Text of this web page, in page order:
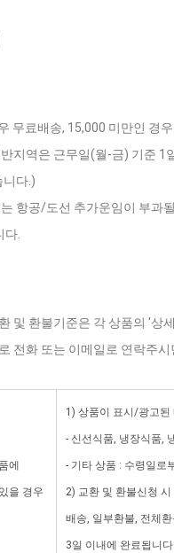
무료배송, 15,000 미만인 경
지역은 근무일(월-금) 기준
니다.)
항공/도선 추가운임이 부과
다.
및 환불기준은 각 상품의 '상
전화 또는 이메일로 연락주
에
을 경우
1) 상품이 표시/광고된
- 신선식품, 냉장식품,
- 기타 상품 : 수령일로
2) 교환 및 환불신청
배송, 일부환불, 전체
3일 이내에 완료됩니